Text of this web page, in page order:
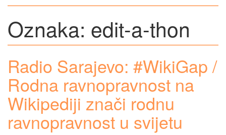
Oznaka: edit-a-thon
Radio Sarajevo: #WikiGap /
Rodna ravnopravnost na
Wikipediji znači rodnu
ravnopravnost u svijetu